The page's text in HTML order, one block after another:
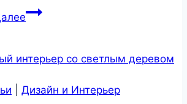
Дизайн
стиле
|
Дизайн и Интерьер